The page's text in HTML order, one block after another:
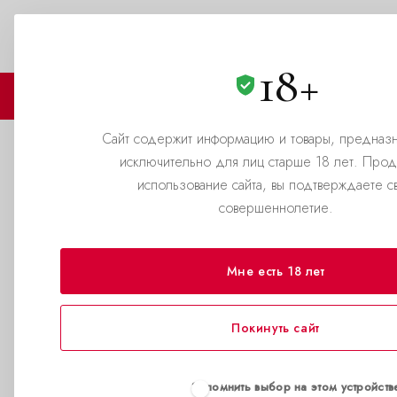
18+
Сайт содержит информацию и товары,
исключительно для лиц старше 18 лет.
использование сайта, вы подтверждаете
совершеннолетие.
Мне есть 18 лет
Покинуть сайт
Запомнить выбор на этом
🛒 КАТАЛОГ
Новый магазин АБЦ
Новый